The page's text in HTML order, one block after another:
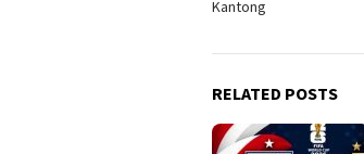
Kantong
RELATED POSTS